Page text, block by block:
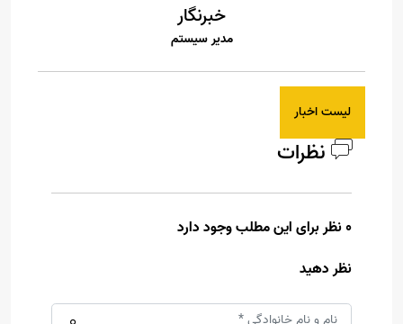
خبرنگار
مدیر سیستم
لیست اخبار
نظرات
0 نظر برای این مطلب وجود دارد
نظر دهید